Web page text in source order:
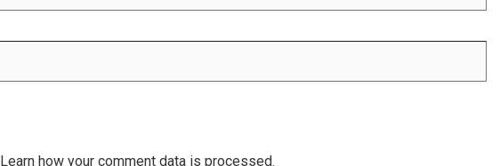
Learn how your comment data is processed.